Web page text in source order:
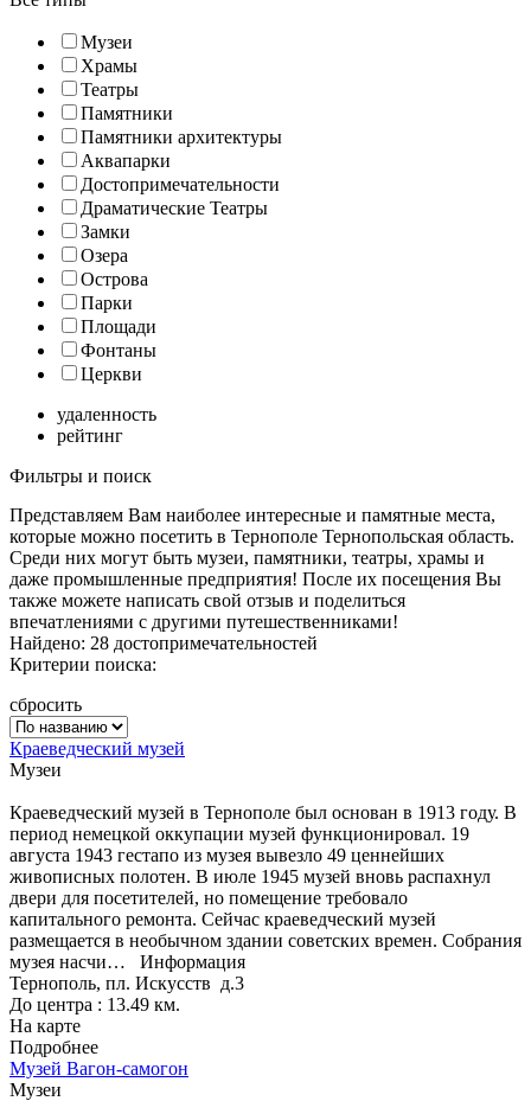
Музеи
Храмы
Театры
Памятники
Памятники архитектуры
Аквапарки
Достопримечательности
Драматические Театры
Замки
Озера
Острова
Парки
Площади
Фонтаны
Церкви
удаленность
рейтинг
Фильтры и поиск
Представляем Вам наиболее интересные и памятные места,
которые можно посетить в Тернополе Тернопольская область.
Среди них могут быть музеи, памятники, театры, храмы и
даже промышленные предприятия! После их посещения Вы
также можете написать свой отзыв и поделиться
впечатлениями с другими путешественниками!
Найдено: 28 достопримечательностей
Критерии поиска:
сбросить
Краеведческий музей
Музеи
Краеведческий музей в Тернополе был основан в 1913 году. В
период немецкой оккупации музей функционировал. 19
августа 1943 гестапо из музея вывезло 49 ценнейших
живописных полотен. В июле 1945 музей вновь распахнул
двери для посетителей, но помещение требовало
капитального ремонта. Сейчас краеведческий музей
размещается в необычном здании советских времен. Собрания
музея насчи… Информация
Тернополь, пл. Искусств д.3
До центра : 13.49 км.
На карте
Подробнее
Музей Вагон-самогон
Музеи